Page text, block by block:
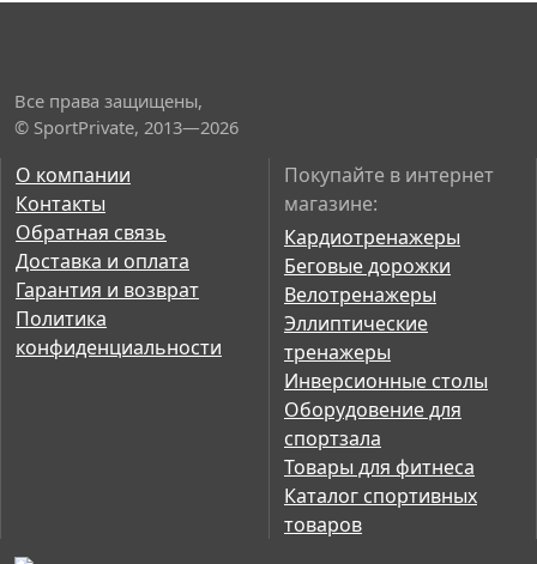
Все права защищены,
© SportPrivate, 2013—2026
О компании
Контакты
Обратная связь
Доставка и оплата
Гарантия и возврат
Политика
конфиденциальности
Покупайте в интернет
магазине:
Кардиотренажеры
Беговые дорожки
Велотренажеры
Эллиптические
тренажеры
Инверсионные столы
Оборудовение для
спортзала
Товары для фитнеса
Каталог спортивных
товаров